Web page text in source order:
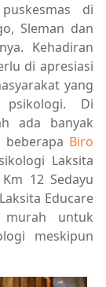
di
Sleman dan
Kehadiran
di apresiasi
yang
psikologi. Di
ada banyak
Biro
Laksita
12 Sedayu
Educare
murah untuk
meskipun